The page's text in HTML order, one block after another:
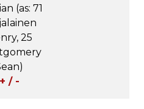
(as: 71
25
+ / -